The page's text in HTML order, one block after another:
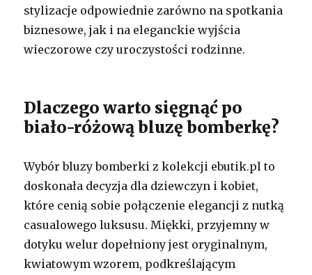
stylizacje odpowiednie zarówno na spotkania
biznesowe, jak i na eleganckie wyjścia
wieczorowe czy uroczystości rodzinne.
Dlaczego warto sięgnąć po
biało-różową bluzę bomberkę?
Wybór bluzy bomberki z kolekcji ebutik.pl to
doskonała decyzja dla dziewczyn i kobiet,
które cenią sobie połączenie elegancji z nutką
casualowego luksusu. Miękki, przyjemny w
dotyku welur dopełniony jest oryginalnym,
kwiatowym wzorem, podkreślającym